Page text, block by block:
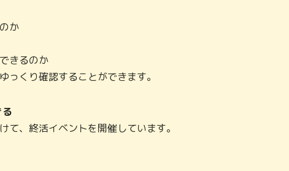
か
きるのか
っくり確認することができます。
て、終活イベントを開催しています。